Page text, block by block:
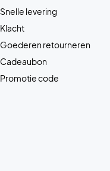
Snelle levering
Klacht
Goederen retourneren
Cadeaubon
Promotie code